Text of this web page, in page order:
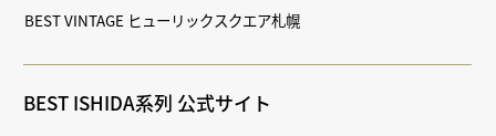
BEST VINTAGE ヒューリックスクエア札幌
BEST ISHIDA系列 公式サイト